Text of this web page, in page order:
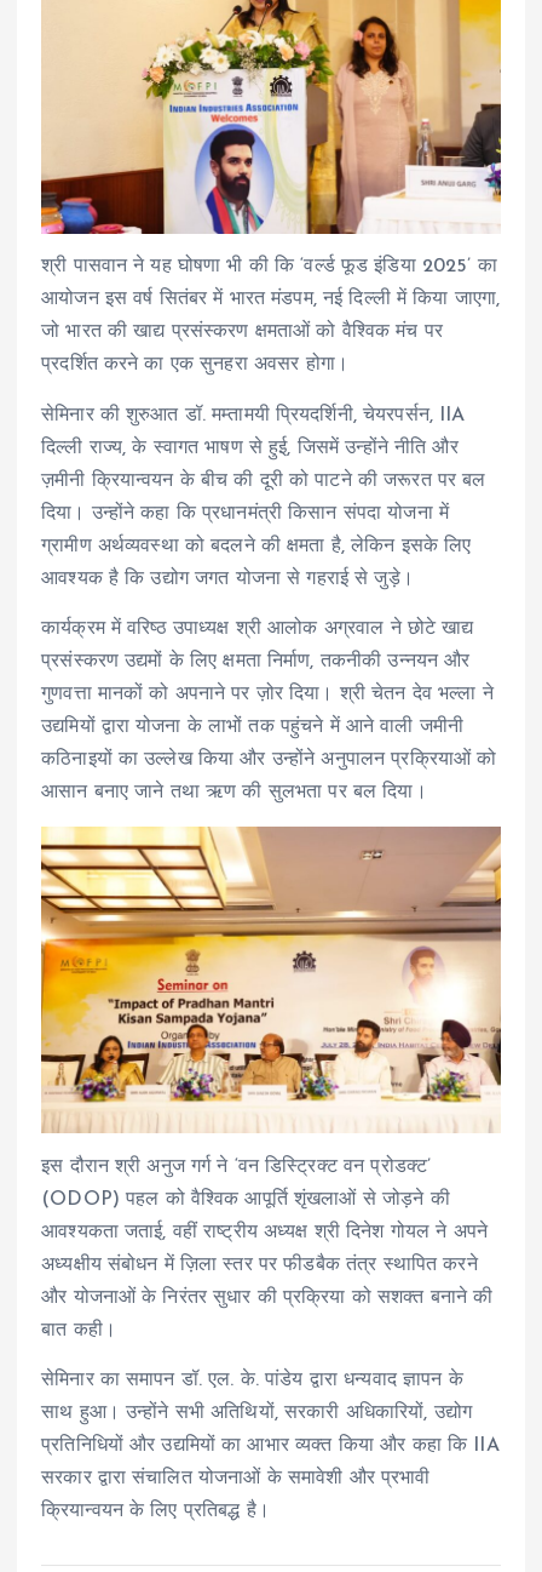
श्री पासवान ने यह घोषणा भी की कि ‘वर्ल्ड फूड इंडिया 2025’ का
आयोजन इस वर्ष सितंबर में भारत मंडपम, नई दिल्ली में किया जाएगा,
जो भारत की खाद्य प्रसंस्करण क्षमताओं को वैश्विक मंच पर
प्रदर्शित करने का एक सुनहरा अवसर होगा।
सेमिनार की शुरुआत डॉ. मम्तामयी प्रियदर्शिनी, चेयरपर्सन, IIA
दिल्ली राज्य, के स्वागत भाषण से हुई, जिसमें उन्होंने नीति और
ज़मीनी क्रियान्वयन के बीच की दूरी को पाटने की जरूरत पर बल
दिया। उन्होंने कहा कि प्रधानमंत्री किसान संपदा योजना में
ग्रामीण अर्थव्यवस्था को बदलने की क्षमता है, लेकिन इसके लिए
आवश्यक है कि उद्योग जगत योजना से गहराई से जुड़े।
कार्यक्रम में वरिष्ठ उपाध्यक्ष श्री आलोक अग्रवाल ने छोटे खाद्य
प्रसंस्करण उद्यमों के लिए क्षमता निर्माण, तकनीकी उन्नयन और
गुणवत्ता मानकों को अपनाने पर ज़ोर दिया। श्री चेतन देव भल्ला ने
उद्यमियों द्वारा योजना के लाभों तक पहुंचने में आने वाली जमीनी
कठिनाइयों का उल्लेख किया और उन्होंने अनुपालन प्रक्रियाओं को
आसान बनाए जाने तथा ऋण की सुलभता पर बल दिया।
इस दौरान श्री अनुज गर्ग ने ‘वन डिस्ट्रिक्ट वन प्रोडक्ट’
(ODOP) पहल को वैश्विक आपूर्ति शृंखलाओं से जोड़ने की
आवश्यकता जताई, वहीं राष्ट्रीय अध्यक्ष श्री दिनेश गोयल ने अपने
अध्यक्षीय संबोधन में ज़िला स्तर पर फीडबैक तंत्र स्थापित करने
और योजनाओं के निरंतर सुधार की प्रक्रिया को सशक्त बनाने की
बात कही।
सेमिनार का समापन डॉ. एल. के. पांडेय द्वारा धन्यवाद ज्ञापन के
साथ हुआ। उन्होंने सभी अतिथियों, सरकारी अधिकारियों, उद्योग
प्रतिनिधियों और उद्यमियों का आभार व्यक्त किया और कहा कि IIA
सरकार द्वारा संचालित योजनाओं के समावेशी और प्रभावी
क्रियान्वयन के लिए प्रतिबद्ध है।